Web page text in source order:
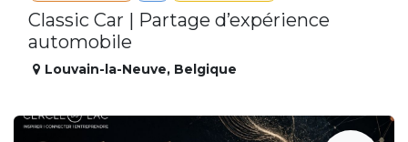
Classic Car | Partage d’expérience
automobile
Louvain-la-Neuve, Belgique